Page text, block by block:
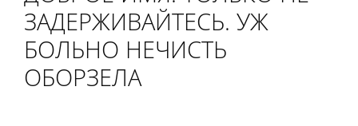
ЗАДЕРЖИВАЙТЕСЬ. УЖ
БОЛЬНО НЕЧИСТЬ
ОБОРЗЕЛА